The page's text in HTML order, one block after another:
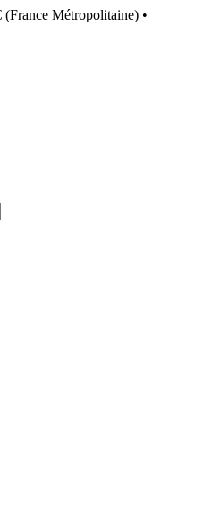
Métropolitaine) •